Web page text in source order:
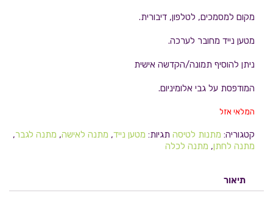
מקום למסמכים, לטלפון, דיבורית.
מטען נייד מחובר לערכה.
ניתן להוסיף תמונה/הקדשה אישית
המודפסת על גבי אלומיניום.
המלאי אזל
קטגוריה: מתנות לטיסה תגיות: מטען נייד, מתנה לאישה, מתנה לגבר,
מתנה לחתן, מתנה לכלה
תיאור